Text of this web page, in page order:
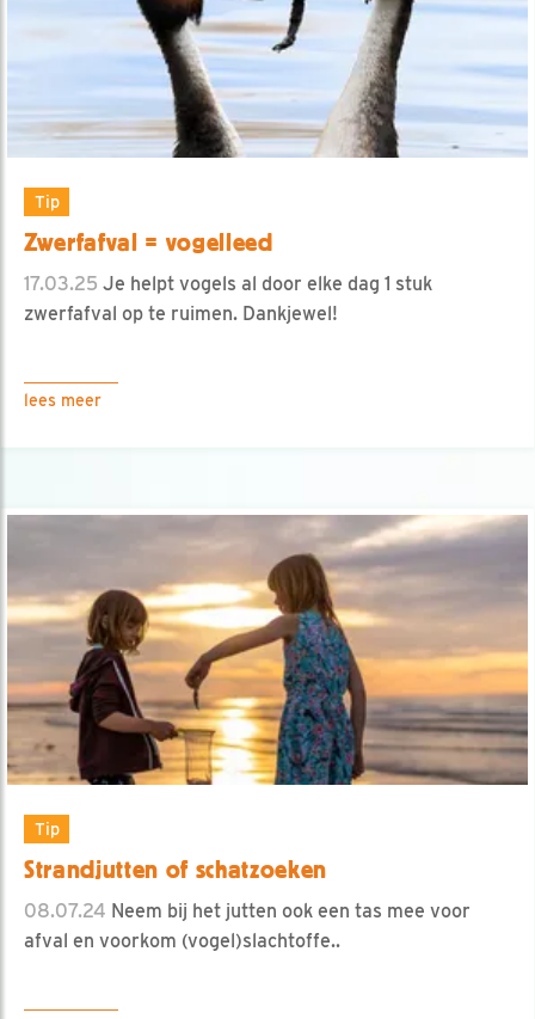
Tip
Zwerfafval = vogelleed
17.03.25 Je helpt vogels al door elke dag 1 stuk
zwerfafval op te ruimen. Dankjewel!
lees meer
Tip
Strandjutten of schatzoeken
08.07.24 Neem bij het jutten ook een tas mee voor
afval en voorkom (vogel)slachtoffe..